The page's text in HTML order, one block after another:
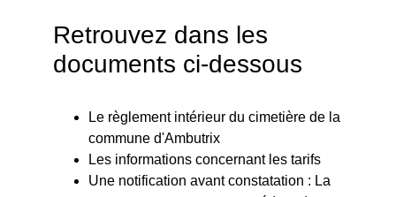
Retrouvez dans les
documents ci-dessous
Le règlement intérieur du cimetière de la
commune d'Ambutrix
Les informations concernant les tarifs
Une notification avant constatation : La